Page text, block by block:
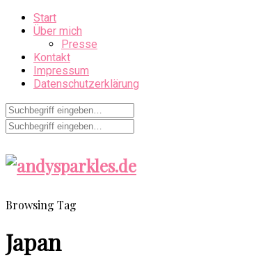
Start
Über mich
Presse
Kontakt
Impressum
Datenschutzerklärung
Browsing Tag
Japan